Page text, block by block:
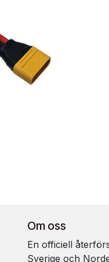
Om oss
En officiell
Sverige och